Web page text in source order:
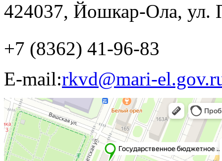
424037, Йошкар-Ола, ул.
+7 (8362) 41-96-83
E-mail:rkvd@mari-